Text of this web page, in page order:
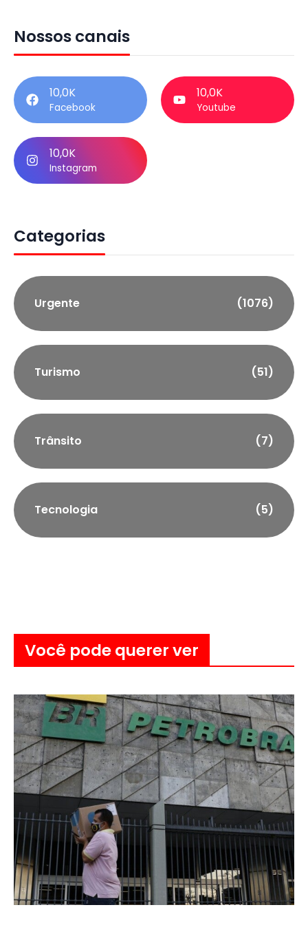
Nossos canais
10,0K
Facebook
10,0K
Youtube
10,0K
Instagram
Categorias
Urgente (1076)
Turismo (51)
Trânsito (7)
Tecnologia (5)
Você pode querer ver